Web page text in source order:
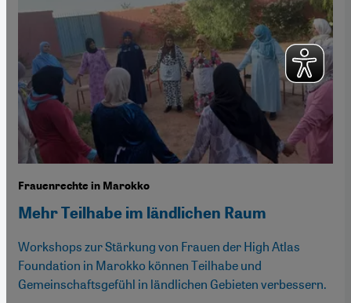
Frauenrechte in Marokko
Mehr Teilhabe im ländlichen Raum
Workshops zur Stärkung von Frauen der High Atlas
Foundation in Marokko können Teilhabe und
Gemeinschaftsgefühl in ländlichen Gebieten verbessern.